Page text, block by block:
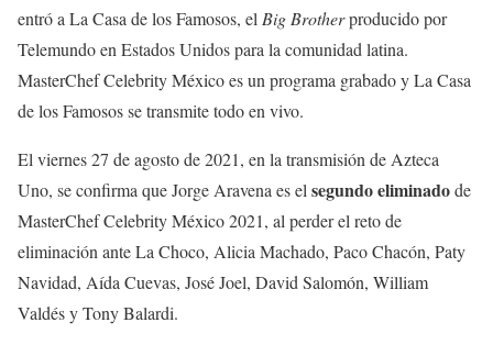
entró a La Casa de los Famosos, el Big Brotherproducido por
Telemundo en Estados Unidos para la comunidad latina.
MasterChef Celebrity México es un programa grabado y La Casa
de los Famosos se transmite todo en vivo.
El viernes 27 de agosto de 2021, en la transmisión de Azteca
Uno, se confirma que Jorge Aravena es el segundoeliminadode
MasterChef Celebrity México 2021, al perder el reto de
eliminación ante La Choco, Alicia Machado, Paco Chacón, Paty
Navidad, Aída Cuevas, José Joel, David Salomón, William
Valdés y Tony Balardi.